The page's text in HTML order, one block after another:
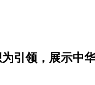
引领，展示中